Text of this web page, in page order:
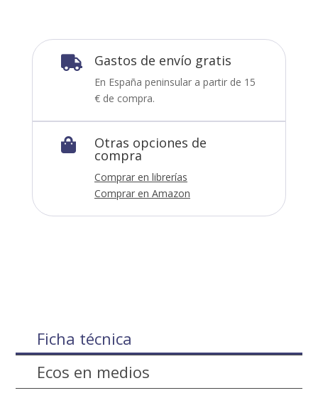
 Gastos de envío gratis
En España peninsular a partir de 15
€ de compra.
 Otras opciones de
compra
Comprar en librerías
Comprar en Amazon
Ficha técnica
Ecos en medios